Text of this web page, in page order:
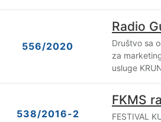
556/2020
Radio
Društvo sa
za
usluge
538/2016-2
FKMS
FESTIVAL